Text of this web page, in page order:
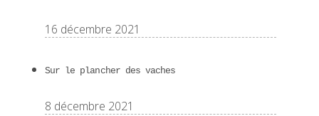
16 décembre 2021
Sur le plancher des vaches
8 décembre 2021